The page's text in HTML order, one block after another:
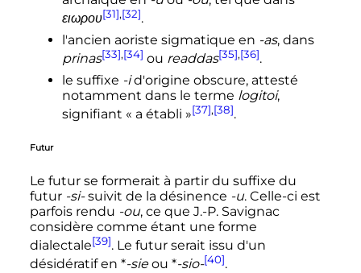
ειωρου[31],[32].
l'ancien aoriste sigmatique en -as, dans
prinas[33],[34] ou readdas[35],[36].
le suffixe -id'origine obscure, attesté
notamment dans le terme logitoi,
signifiant « a établi »[37],[38].
Futur
Le futur se formerait à partir du suffixe du
futur -si-suivit de la désinence -u. Celle-ci est
parfois rendu -ou, ce que J.-P. Savignac
considère comme étant une forme
dialectale[39]. Le futur serait issu d'un
désidératif en *-sieou *-sio-[40].